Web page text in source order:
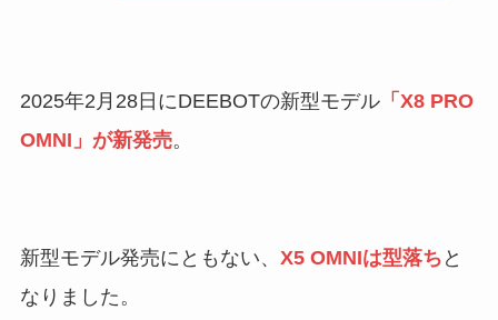
2025年2月28日にDEEBOTの新型モデル「X8 PRO
OMNI」が新発売。
新型モデル発売にともない、 X5 OMNIは型落ち と
なりました。